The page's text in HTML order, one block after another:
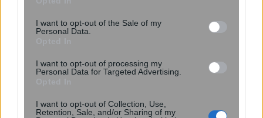
consent section.
I want to opt-out of the Sale of my
Personal Data.
I want to opt-out of processing my
Personal Data for Targeted Advertising.
I want to opt-out of Collection, Use,
Retention, Sale, and/or Sharing of my